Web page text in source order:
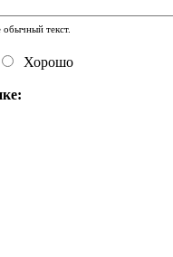
текст.
Хорошо